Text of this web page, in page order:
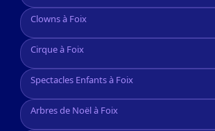
Clowns à Foix
Cirque à Foix
Spectacles Enfants à Foix
Arbres de Noël à Foix